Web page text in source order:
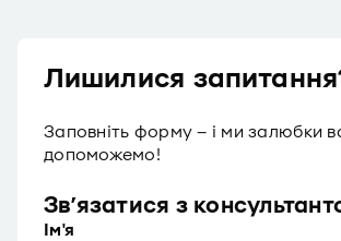
Лишилися
Заповніть форму – і ми залюбки
допоможемо!
Зв’язатися з
Iм'я